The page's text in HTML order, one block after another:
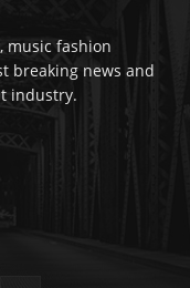
music fashion
breaking news and
industry.